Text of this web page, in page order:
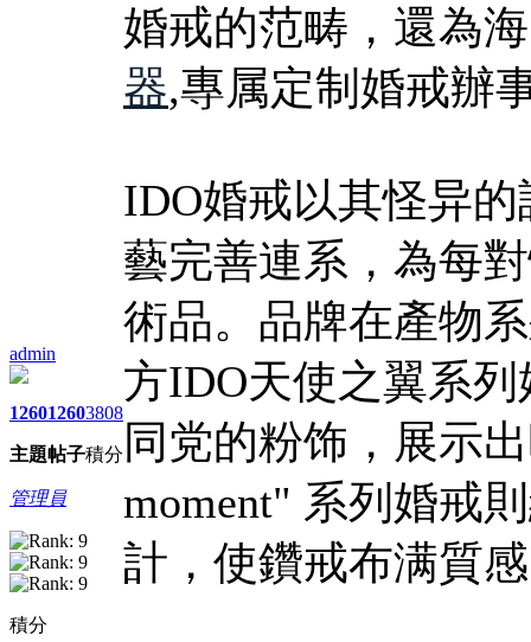
admin
1260
主題
1260
帖子
3808
積分
管理員
積分
婚戒的范畴，還為
器,專属定制婚戒辦
IDO婚戒以其怪异
藝完善連系，為每
術品。品牌在產物
方IDO天使之翼系
同党的粉饰，展示
moment" 系列婚戒
計，使鑽戒布满質